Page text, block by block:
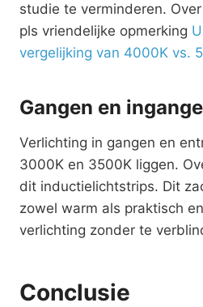
studie te verminderen.
pls vriendelijke opmerking
vergelijking van 4000K vs.
Gangen en
Verlichting in gangen en
3000K en 3500K liggen.
dit inductielichtstrips. Dit
zowel warm als praktisch
verlichting zonder te
Conclusie